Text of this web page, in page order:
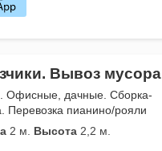
Вывоз мусора
Офисные, дачные. Сборка-
Перевозка пианино/рояли
2 м. Высота 2,2 м.